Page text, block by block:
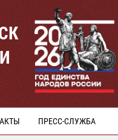
ПРЕСС-СЛУЖБА